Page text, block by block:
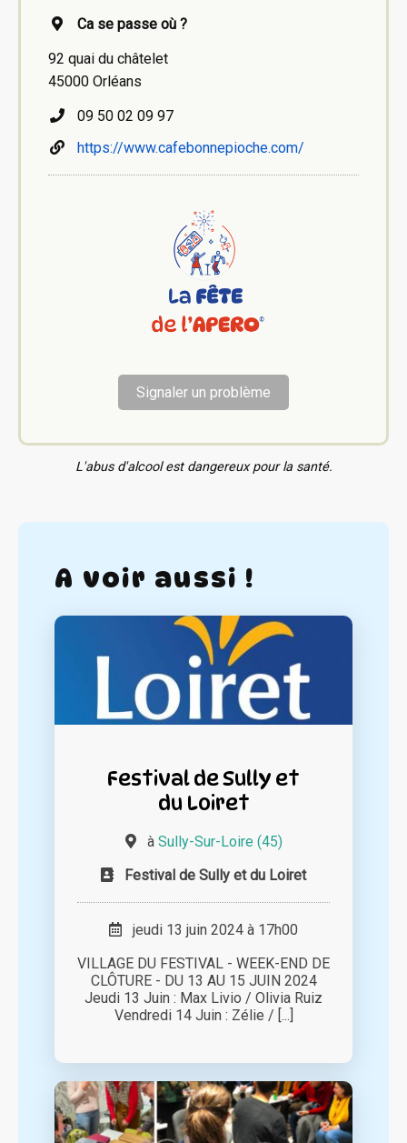
Ca se passe où ?
92 quai du châtelet
45000 Orléans
09 50 02 09 97
https://www.cafebonnepioche.com/
Signaler un problème
L'abus d'alcool est dangereux pour la santé.
A voir aussi !
Festival de Sully et
du Loiret
à Sully-Sur-Loire (45)
Festival de Sully et du Loiret
jeudi 13 juin 2024 à 17h00
VILLAGE DU FESTIVAL - WEEK-END DE
CLÔTURE - DU 13 AU 15 JUIN 2024
Jeudi 13 Juin : Max Livio / Olivia Ruiz
Vendredi 14 Juin : Zélie / [...]